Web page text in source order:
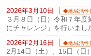
2026年3月10日 ◆地域活性
３月８日（日）令和７年
にチャレンジ」を行いまし
2026年2月16日
◆地域活性
2月14日（土）、15日（日